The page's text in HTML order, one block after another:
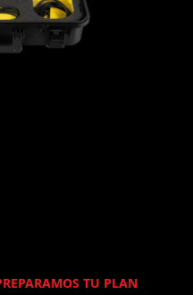
TU PLAN